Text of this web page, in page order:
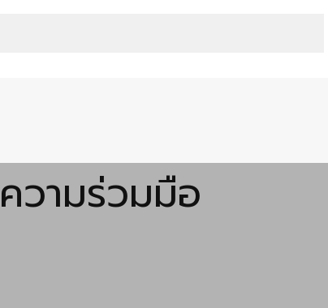
วามร่วมมือ